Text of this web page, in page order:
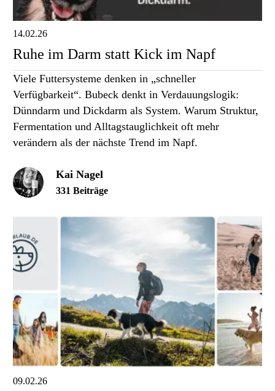
14.02.26
Ruhe im Darm statt Kick im Napf
Viele Futtersysteme denken in „schneller
Verfügbarkeit“. Bubeck denkt in Verdauungslogik:
Dünndarm und Dickdarm als System. Warum Struktur,
Fermentation und Alltagstauglichkeit oft mehr
verändern als der nächste Trend im Napf.
Kai Nagel
331 Beiträge
09.02.26